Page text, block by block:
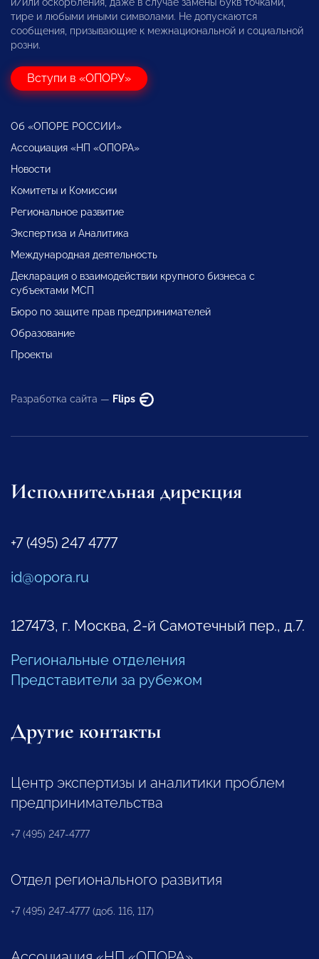
и/или оскорбления, даже в случае замены букв точками,
тире и любыми иными символами. Не допускаются
сообщения, призывающие к межнациональной и социальной
розни.
Вступи в «ОПОРУ»
Об «ОПОРЕ РОССИИ»
Ассоциация «НП «ОПОРА»
Новости
Комитеты и Комиссии
Региональное развитие
Экспертиза и Аналитика
Международная деятельность
Декларация о взаимодействии крупного бизнеса с
субъектами МСП
Бюро по защите прав предпринимателей
Образование
Проекты
Разработка сайта — Flips
Исполнительная дирекция
+7 (495) 247 4777
id@opora.ru
127473, г. Москва, 2-й Самотечный пер., д.7.
Региональные отделения
Представители за рубежом
Другие контакты
Центр экспертизы и аналитики проблем
предпринимательства
+7 (495) 247-4777
Отдел регионального развития
+7 (495) 247-4777 (доб. 116, 117)